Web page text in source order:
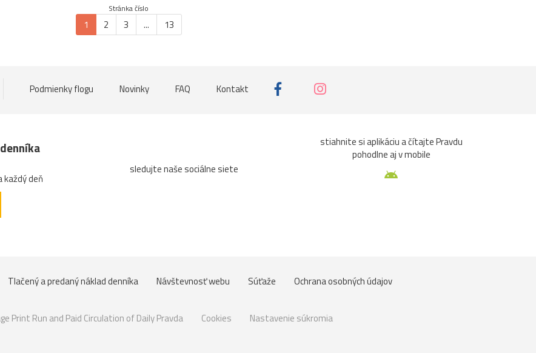
Stránka číslo
1 2 3 ... 13
Podmienky flogu Novinky FAQ Kontakt
deň
sledujte naše sociálne siete
stiahnite si aplikáciu a čítajte Pravdu
pohodlne aj v mobile
Tlačený a predaný náklad denníka Návštevnosť webu Súťaže Ochrana osobných údajov
Print Run and Paid Circulation of Daily Pravda Cookies Nastavenie súkromia